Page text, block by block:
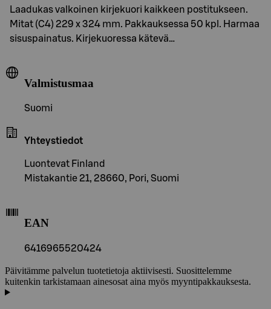
Laadukas valkoinen kirjekuori kaikkeen postitukseen.
Mitat (C4) 229 x 324 mm. Pakkauksessa 50 kpl. Harmaa
sisuspainatus. Kirjekuoressa kätevä…
Valmistusmaa
Suomi
Yhteystiedot
Luontevat Finland
Mistakantie 21, 28660, Pori, Suomi
EAN
6416965520424
Päivitämme palvelun tuotetietoja aktiivisesti. Suosittelemme
kuitenkin tarkistamaan ainesosat aina myös myyntipakkauksesta.